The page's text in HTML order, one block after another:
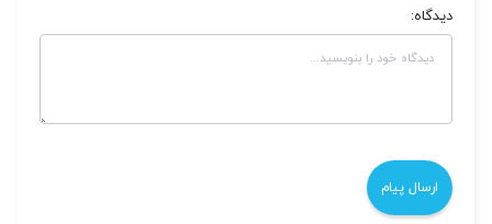
دیدگاه: